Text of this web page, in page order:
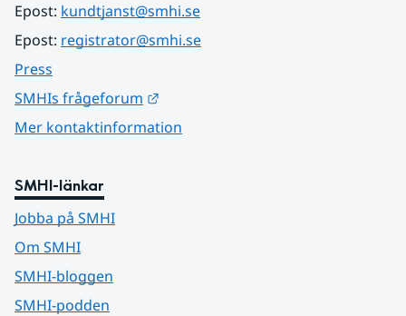
Epost: kundtjanst@smhi.se
Epost: registrator@smhi.se
Press
SMHIs frågeforum
Mer kontaktinformation
SMHI-länkar
Jobba på SMHI
Om SMHI
SMHI-bloggen
SMHI-podden